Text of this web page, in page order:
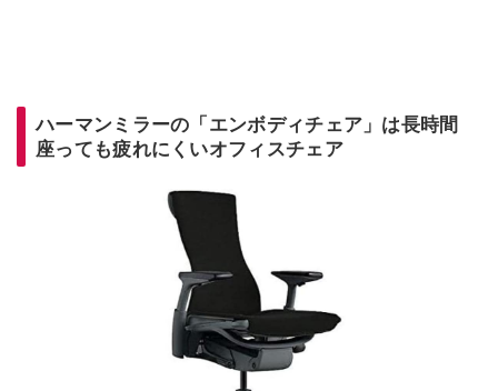
ハーマンミラーの「エンボディチェア」は長時間
座っても疲れにくいオフィスチェア